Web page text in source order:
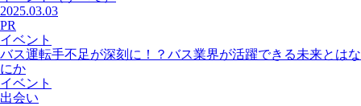
2025.03.03
PR
イベント
バス運転手不足が深刻に！？バス業界が活躍できる未来とはな
にか
イベント
出会い